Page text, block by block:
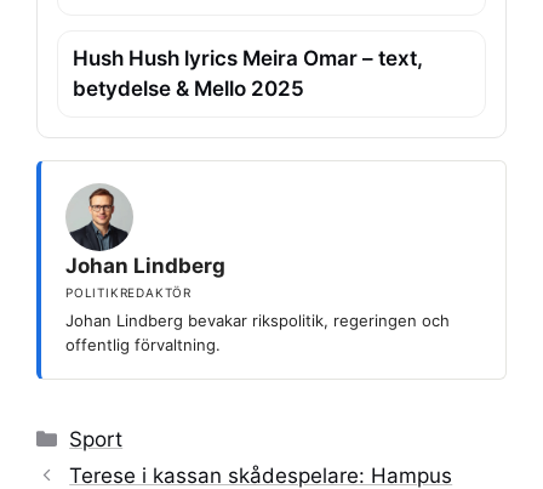
Hush Hush lyrics Meira Omar – text,
betydelse & Mello 2025
Johan Lindberg
POLITIKREDAKTÖR
Johan Lindberg bevakar rikspolitik, regeringen och
offentlig förvaltning.
Kategorier
Sport
Terese i kassan skådespelare: Hampus